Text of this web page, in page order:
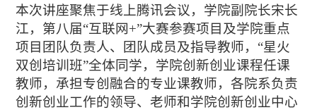
本次讲座聚焦于线上腾讯会议，学院副院长宋长
江，第八届“互联网+”大赛参赛项目及学院重点
项目团队负责人、团队成员及指导教师，“星火
双创培训班”全体同学，学院创新创业课程任课
教师，承担专创融合的专业课教师，各院系负责
创新创业工作的领导、老师和学院创新创业中心